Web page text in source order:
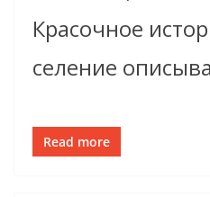
Красочное
селение
Read more